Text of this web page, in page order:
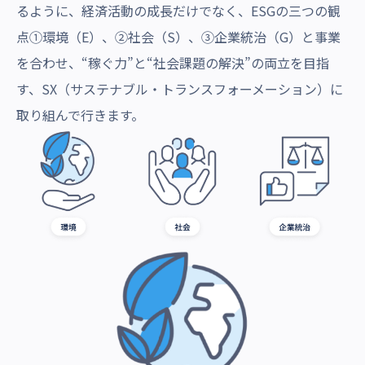
るように、経済活動の成長だけでなく、ESGの三つの観
点①環境（E）、②社会（S）、③企業統治（G）と事業
を合わせ、“稼ぐ力”と“社会課題の解決”の両立を目指
す、SX（サステナブル・トランスフォーメーション）に
取り組んで行きます。